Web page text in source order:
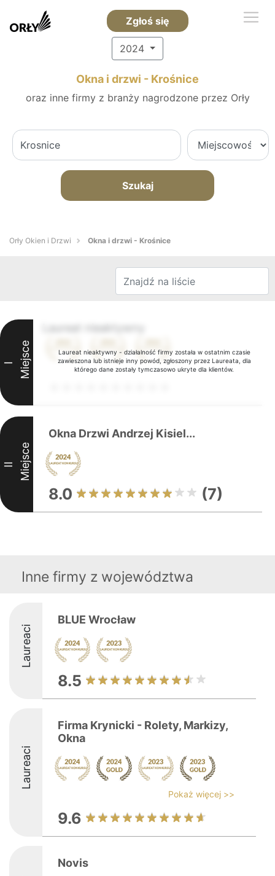
Zgłoś się
2024
Okna i drzwi - Krośnice
oraz inne firmy z branży nagrodzone przez Orły
Szukaj
Orły Okien i Drzwi Okna i drzwi - Krośnice
Laureat nieaktywny - działalność firmy została w ostatnim czasie
zawieszona lub istnieje inny powód, zgłoszony przez Laureata, dla
którego dane zostały tymczasowo ukryte dla klientów.
I Miejsce
II Miejsce
Okna Drzwi Andrzej Kisiel...
8.0 (7)
Inne firmy z województwa
Laureaci
BLUE Wrocław
8.5
Laureaci
Firma Krynicki - Rolety, Markizy,
Okna
Pokaż więcej >>
9.6
Novis